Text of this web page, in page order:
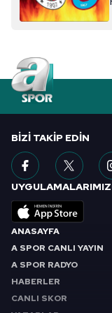
almak için lütfen
ANASAYFA
A SPOR CANLI YAYIN
A SPOR RADYO
HABERLER
CANLI SKOR
BIZI TAKIP EDIN